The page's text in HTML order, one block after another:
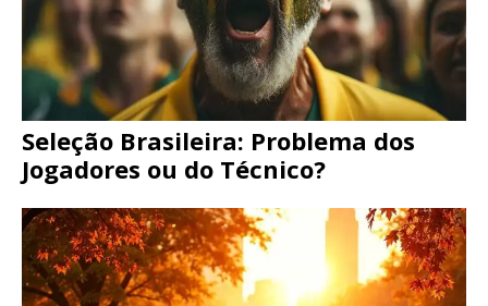
Seleção Brasileira: Problema dos
Jogadores ou do Técnico?